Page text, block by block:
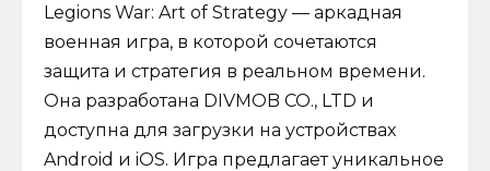
Legions War: Art of Strategy — аркадная
военная игра, в которой сочетаются
защита и стратегия в реальном времени.
Она разработана DIVMOB CO., LTD и
доступна для загрузки на устройствах
Android и iOS. Игра предлагает уникальное